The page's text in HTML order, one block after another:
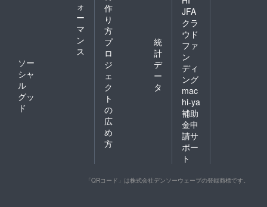
ォ
ー
マ
ン
ス
ソー
シャ
ル
グッ
ド
作
り
方
プ
ロ
ジ
ェ
ク
ト
の
広
め
方
統
計
デ
ー
タ
JFA
クラ
ウド
ファ
ン
ディ
ング
mac
hi-ya
補助
金申
請サ
ポー
ト
「QRコード」は株式会社デンソーウェーブの登録商標です。